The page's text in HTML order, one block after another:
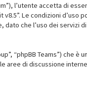
l’utente accetta di
Le condizioni d’uso
che l’uso dei servizi
“phpBB Teams”)
aree di discussione